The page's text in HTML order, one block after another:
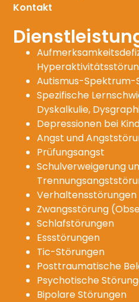
Kontakt
Autismus-Spektrum-
Spezifische
Dyskalkulie,
Depressionen bei
Angst und
Prüfungsangst
Schulverweigerung
Verhaltensstörungen
Zwangsstörung
Schlafstörungen
Essstörungen
Tic-Störungen
Posttraumatische
Psychotische
Bipolare Störungen